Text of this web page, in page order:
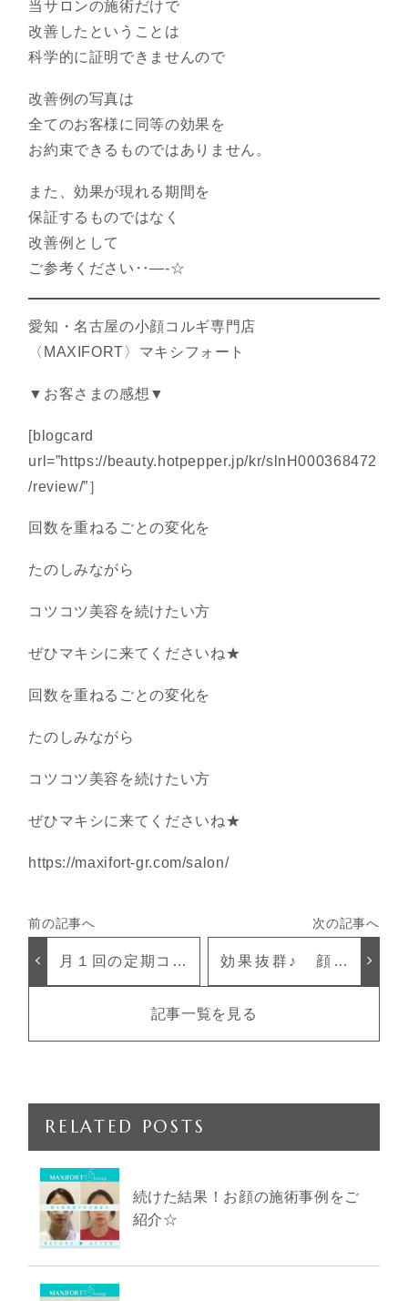
当サロンの施術だけで
改善したということは
科学的に証明できませんので
改善例の写真は
全てのお客様に同等の効果を
お約束できるものではありません。
また、効果が現れる期間を
保証するものではなく
改善例として
ご参考ください‥—-☆
愛知・名古屋の小顔コルギ専門店
〈MAXIFORT〉マキシフォート
▼お客さまの感想▼
[blogcard
url=”https://beauty.hotpepper.jp/kr/slnH000368472
/review/”］
回数を重ねるごとの変化を
たのしみながら
コツコツ美容を続けたい方
ぜひマキシに来てくださいね★
回数を重ねるごとの変化を
たのしみながら
コツコツ美容を続けたい方
ぜひマキシに来てくださいね★
https://maxifort-gr.com/salon/
月１回の定期コル
ギでツヤ肌スッキ
効果抜群♪ 顔や
せできる 美容法
記事一覧を見る
RELATED POSTS
続けた結果！お顔の施術事例をご
紹介☆